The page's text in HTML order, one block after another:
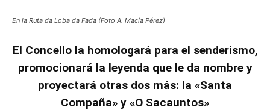
En la Ruta da Loba da Fada (Foto A. Macía Pérez)
El Concello la homologará para el senderismo,
promocionará la leyenda que le da nombre y
proyectará otras dos más: la «Santa
Compaña» y «O Sacauntos»